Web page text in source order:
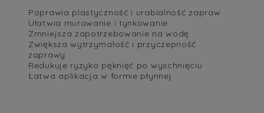
Poprawia plastyczność i urabialność zapraw
Ułatwia murowanie i tynkowanie
Zmniejsza zapotrzebowanie na wodę
Zwiększa wytrzymałość i przyczepność
zaprawy
Redukuje ryzyko pęknięć po wyschnięciu
Łatwa aplikacja w formie płynnej